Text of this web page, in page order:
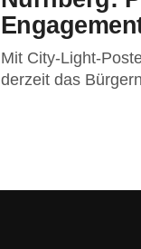
Mit City-Light-
derzeit das